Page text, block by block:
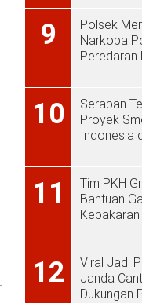
9
Polsek
Narkoba
Peredaran
10
Serapan
Proyek
Indonesia
11
Tim PKH
Bantuan
Kebakaran
12
Viral Jadi
Janda
Dukungan